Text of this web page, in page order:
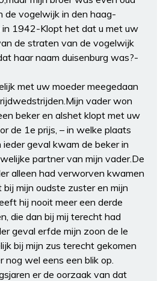
de vogelwijk in den haag-
in 1942-Klopt het dat u met uw
de straten van de vogelwijk
haar naam duisenburg was?-
met uw moeder meegedaan
vader won
beker en alshet klopt met uw
de 1e prijs, – in welke plaats
geval kwam de beker in
partner van mijn vader.De
alleen had verworven kwamen
mijn oudste zuster en mijn
hij nooit meer een derde
die dan bij mij terecht had
geval erfde mijn zoon de le
bij mijn zus terecht gekomen
nog wel eens een blik op.
er de oorzaak van dat